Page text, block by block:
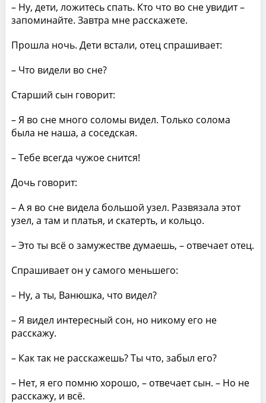
– Ну, дети, ложитесь спать. Кто что во сне увидит –
запоминайте. Завтра мне расскажете.
Прошла ночь. Дети встали, отец спрашивает:
– Что видели во сне?
Старший сын говорит:
– Я во сне много соломы видел. Только солома
была не наша, а соседская.
– Тебе всегда чужое снится!
Дочь говорит:
– А я во сне видела большой узел. Развязала этот
узел, а там и платья, и скатерть, и кольцо.
– Это ты всё о замужестве думаешь, – отвечает отец.
Спрашивает он у самого меньшего:
– Ну, а ты, Ванюшка, что видел?
– Я видел интересный сон, но никому его не
расскажу.
– Как так не расскажешь? Ты что, забыл его?
– Нет, я его помню хорошо, – отвечает сын. – Но не
расскажу, и всё.